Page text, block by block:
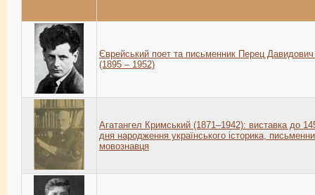
Єврейський поет та письменник Перец
(1895 – 1952)
Агатангел Кримський (1871–1942): виставка до
дня народження українського історика,
мовознавця